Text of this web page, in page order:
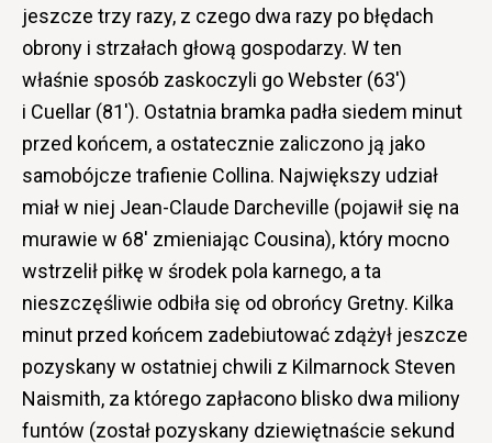
jeszcze trzy razy, z czego dwa razy po błędach
obrony i strzałach głową gospodarzy. W ten
właśnie sposób zaskoczyli go Webster (63′)
i Cuellar (81′). Ostatnia bramka padła siedem minut
przed końcem, a ostatecznie zaliczono ją jako
samobójcze trafienie Collina. Największy udział
miał w niej Jean-Claude Darcheville (pojawił się na
murawie w 68′ zmieniając Cousina), który mocno
wstrzelił piłkę w środek pola karnego, a ta
nieszczęśliwie odbiła się od obrońcy Gretny. Kilka
minut przed końcem zadebiutować zdążył jeszcze
pozyskany w ostatniej chwili z Kilmarnock Steven
Naismith, za którego zapłacono blisko dwa miliony
funtów (został pozyskany dziewiętnaście sekund